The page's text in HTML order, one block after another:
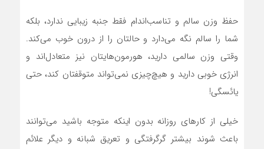
حفظ وزن سالم و تناسب‌اندام فقط جنبه زیبایی ندارد، بلکه
شما را سالم نگه می‌دارد و حالتان را از درون خوب می‌کند.
وقتی وزن سالمی دارید، هورمون‌هایتان نیز متعادل‌اند و
انرژی خوبی دارید و هیچ‌چیزی نمی‌تواند متوقفتان کند، حتی
یائسگی!
خیلی از کارهای روزانه بدون اینکه متوجه باشید می‌توانند
باعث شوند بیشتر گرگرفتگی و تعریق شبانه و دیگر علائم